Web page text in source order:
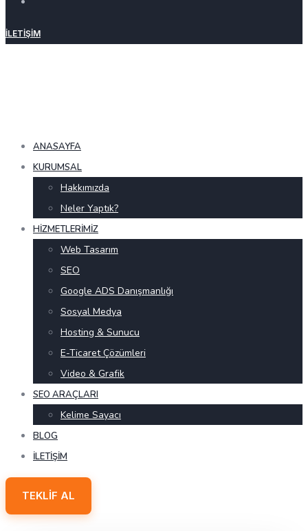
İLETIŞIM
ANASAYFA
KURUMSAL
Hakkımızda
Neler Yaptık?
HIZMETLERIMIZ
Web Tasarım
SEO
Google ADS Danışmanlığı
Sosyal Medya
Hosting & Sunucu
E-Ticaret Çözümleri
Video & Grafik
SEO ARAÇLARI
Kelime Sayacı
BLOG
İLETIŞIM
TEKLIF AL